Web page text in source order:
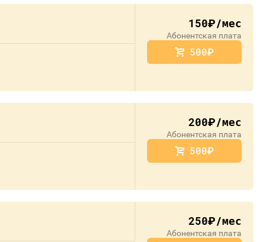
150руб./мес
Абонентская плата
500руб.
200руб./мес
Абонентская плата
500руб.
250руб./мес
Абонентская плата